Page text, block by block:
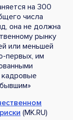
на 300
числа
она не должна
рынку
или меньшей
первых, им
кадровые
(МК.RU)